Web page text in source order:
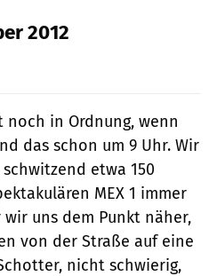
2012
noch in Ordnung, wenn
das schon um 9 Uhr. Wir
etwa 150
MEX 1 immer
uns dem Punkt näher,
von der Straße auf eine
nicht schwierig,